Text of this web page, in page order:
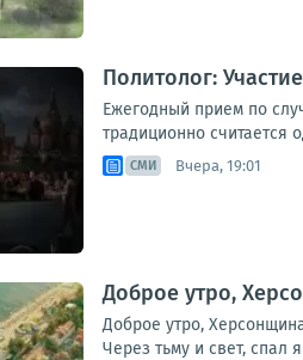
Политолог:
Ежегодный прием по
традиционно считается
СМИ Вчера, 19:01
Доброе утро,
Доброе утро,
Через тьму и свет, спал